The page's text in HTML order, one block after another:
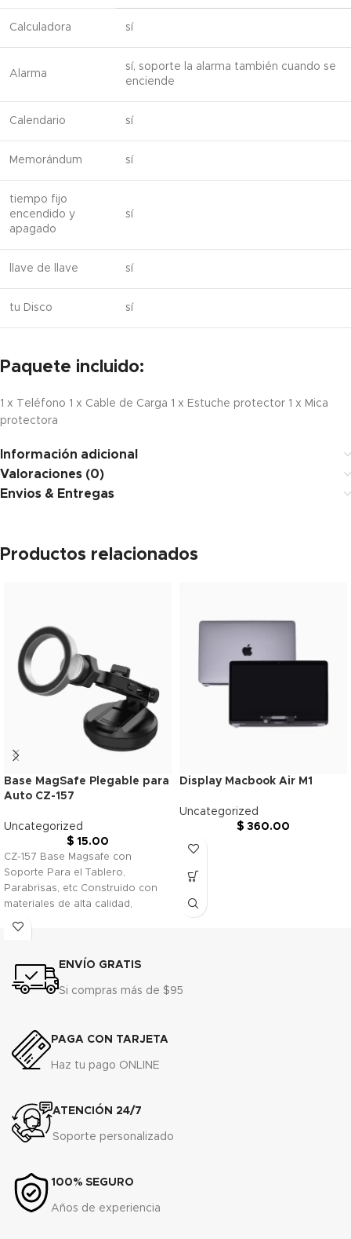
Calculadora sí
Alarma
sí, soporte la alarma también cuando se
enciende
Calendario sí
Memorándum sí
tiempo fijo
encendido y
apagado
sí
llave de llave sí
tu Disco sí
Paquete incluido:
1 x Teléfono 1 x Cable de Carga 1 x Estuche protector 1 x Mica
protectora
Información adicional
Valoraciones (0)
Envios & Entregas
Productos relacionados
Base MagSafe Plegable para
Auto CZ-157
Uncategorized
$ 15.00
CZ-157 Base Magsafe con
Soporte Para el Tablero,
Parabrisas, etc Construido con
materiales de alta calidad,
asegurando la durabilidad y
Display Macbook Air M1
Uncategorized
$ 360.00
ENVÍO GRATIS
Si compras más de $95
PAGA CON TARJETA
Haz tu pago ONLINE
ATENCIÓN 24/7
Soporte personalizado
100% SEGURO
Años de experiencia